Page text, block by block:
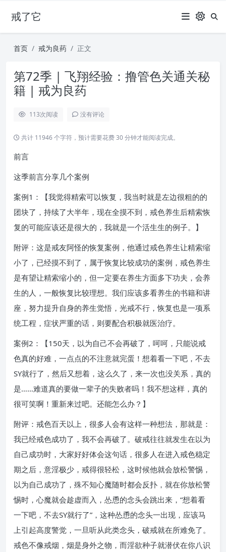
戒了它
首页 戒为良药 正文
第72季 | 飞翔经验：撸管色关通关秘
籍 | 戒为良药
113次阅读 没有评论
共计 11946 个字符，预计需要花费 30 分钟才能阅读完成。
前言
这季前言分享几个案例
案例1：【我觉得精索可以恢复，我当时就是左边很粗的的
团块了，持续了大半年，现在全摸不到，戒色养生后精索恢
复的可能应该还是很大的，我就是一个活生生的例子。】
附评：这是戒友阿怪的恢复案例，他通过戒色养生让精索缩
小了，已经摸不到了，属于恢复比较成功的案例，戒色养生
是有望让精索缩小的，但一定要在养生方面多下功夫，会养
生的人，一般恢复比较理想。我们应该多看养生的书籍和讲
座，努力提升自身的养生觉悟，光戒不行，恢复也是一项系
统工程，症状严重的话，则要配合积极就医治疗。
案例2：【150天，以为自己不会再破了，呵呵，只能说戒
色真的好难，一点点的不注意就完蛋！想着看一下吧，不去
SY就行了，然后又想着，这么久了，来一次也没关系，真的
是……难道真的要做一辈子的失败者吗！我不想这样，真的
很可笑啊！重新来过吧。还能怎么办？】
附评：戒色百天以上，很多人会有这样一种想法，那就是：
我已经戒色成功了，我不会再破了。破戒往往就发生在以为
自己成功时，大家好好体会这句话，很多人在进入戒色稳定
期之后，意淫极少，戒得很轻松，这时候他就会放松警惕，
以为自己成功了，殊不知心魔随时都会反扑，就在你放松警
惕时，心魔就会趁虚而入，怂恿的念头会跳出来，“想着看
一下吧，不去SY就行了”，这种怂恿的念头一出现，应该马
上引起高度警觉，一旦听从此类念头，破戒就在所难免了。
戒色不像戒烟，烟是身外之物，而淫欲种子就潜伏在你八识